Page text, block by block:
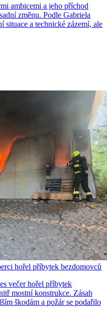
ambicemi a jeho příchod
změnu. Podle Gabriela
situace a technické zázemí, ale
hořel příbytek bezdomovců
večer hořel příbytek
mostní konstrukce. Zásah
škodám a požár se podařilo